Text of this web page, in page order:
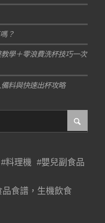
？
學＋零浪費洗杯技巧一次
料與快速出杯攻略
料理機 #嬰兒副食品
食譜，生機飲食